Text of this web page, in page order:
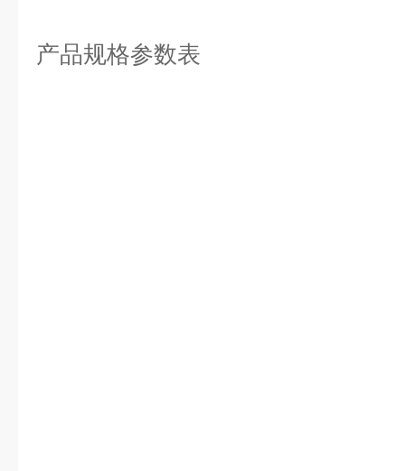
产品规格参数表